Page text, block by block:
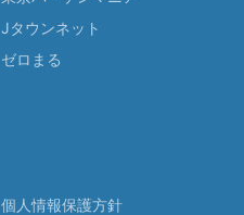
Jタウンネット
ゼロまる
個人情報保護方針